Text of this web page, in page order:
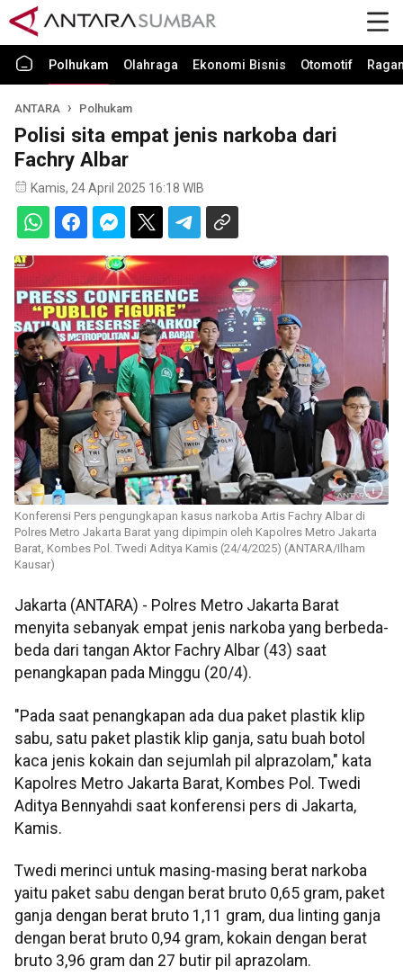
Polhukam Olahraga Ekonomi Bisnis Otomotif
ANTARA Polhukam
Polisi sita empat jenis narkoba dari
Fachry Albar
Kamis, 24 April 2025 16:18 WIB
Konferensi Pers pengungkapan kasus narkoba Artis Fachry Albar di
Polres Metro Jakarta Barat yang dipimpin oleh Kapolres Metro Jakarta
Barat, Kombes Pol. Twedi Aditya Kamis (24/4/2025) (ANTARA/Ilham
Kausar)
Jakarta (ANTARA) - Polres Metro Jakarta Barat
menyita sebanyak empat jenis narkoba yang berbeda-
beda dari tangan Aktor Fachry Albar (43) saat
penangkapan pada Minggu (20/4).
"Pada saat penangkapan ada dua paket plastik klip
sabu, satu paket plastik klip ganja, satu buah botol
kaca jenis kokain dan sejumlah pil alprazolam," kata
Kapolres Metro Jakarta Barat, Kombes Pol. Twedi
Aditya Bennyahdi saat konferensi pers di Jakarta,
Kamis.
Twedi merinci untuk masing-masing berat narkoba
yaitu paket sabu dengan berat bruto 0,65 gram, paket
ganja dengan berat bruto 1,11 gram, dua linting ganja
dengan berat bruto 0,94 gram, kokain dengan berat
bruto 3,96 gram dan 27 butir pil aprazolam.